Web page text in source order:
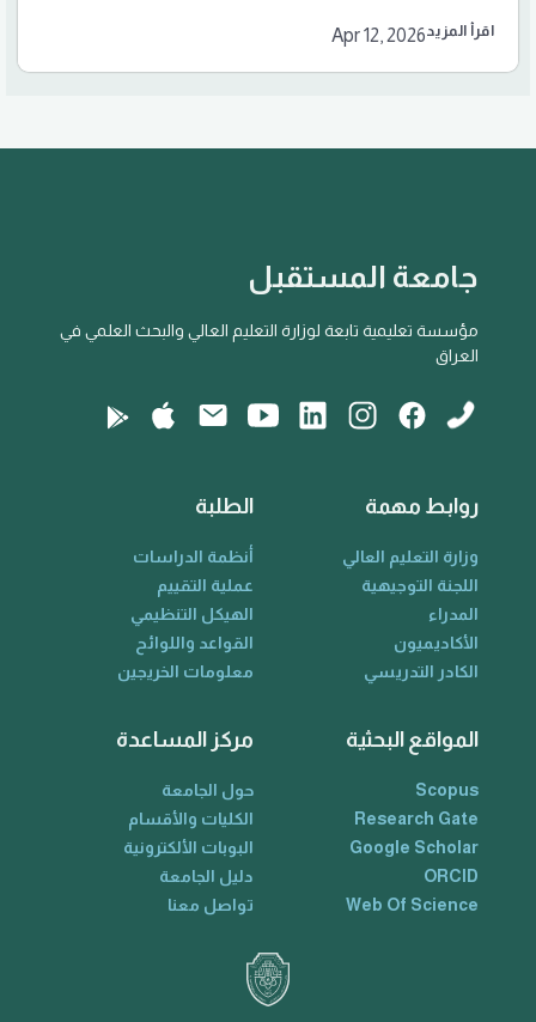
Apr 12, 2026اقرأ المزيد
جامعة المستقبل
مؤسسة تعليمية تابعة لوزارة التعليم العالي والبحث العلمي في
العراق
روابط مهمة
وزارة التعليم العالي
اللجنة التوجيهية
المدراء
الأكاديميون
الكادر التدريسي
الطلبة
أنظمة الدراسات
عملية التقييم
الهيكل التنظيمي
القواعد واللوائح
معلومات الخريجين
المواقع البحثية
Scopus
Research Gate
Google Scholar
ORCID
Web Of Science
مركز المساعدة
حول الجامعة
الكليات والأقسام
البوبات الألكترونية
دليل الجامعة
تواصل معنا